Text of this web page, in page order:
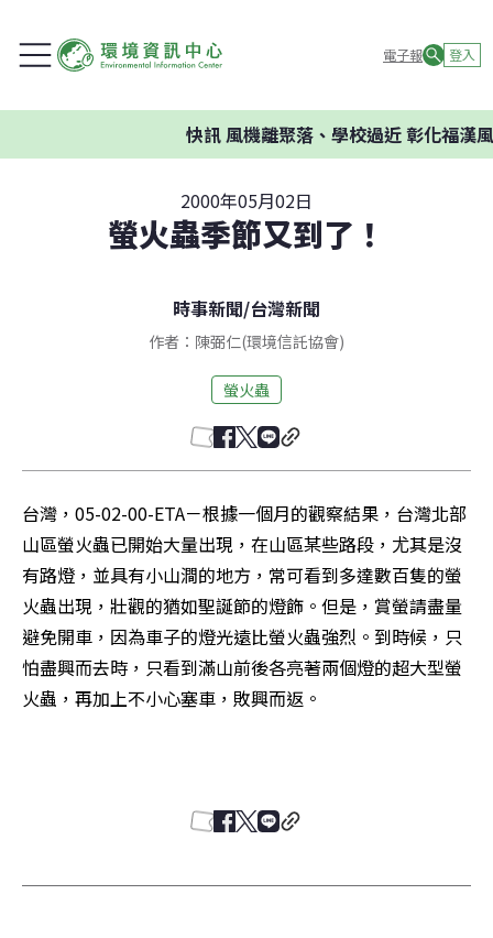
電子報 登入
快訊風機離聚落、學校過近 彰化福漢風
2000年05月02日
螢火蟲季節又到了！
時事新聞/台灣新聞
作者：陳弼仁(環境信託協會)
螢火蟲
台灣，05-02-00-ETA－根據一個月的觀察結果，台灣北部
山區螢火蟲已開始大量出現，在山區某些路段，尤其是沒
有路燈，並具有小山澗的地方，常可看到多達數百隻的螢
火蟲出現，壯觀的猶如聖誕節的燈飾。但是，賞螢請盡量
避免開車，因為車子的燈光遠比螢火蟲強烈。到時候，只
怕盡興而去時，只看到滿山前後各亮著兩個燈的超大型螢
火蟲，再加上不小心塞車，敗興而返。